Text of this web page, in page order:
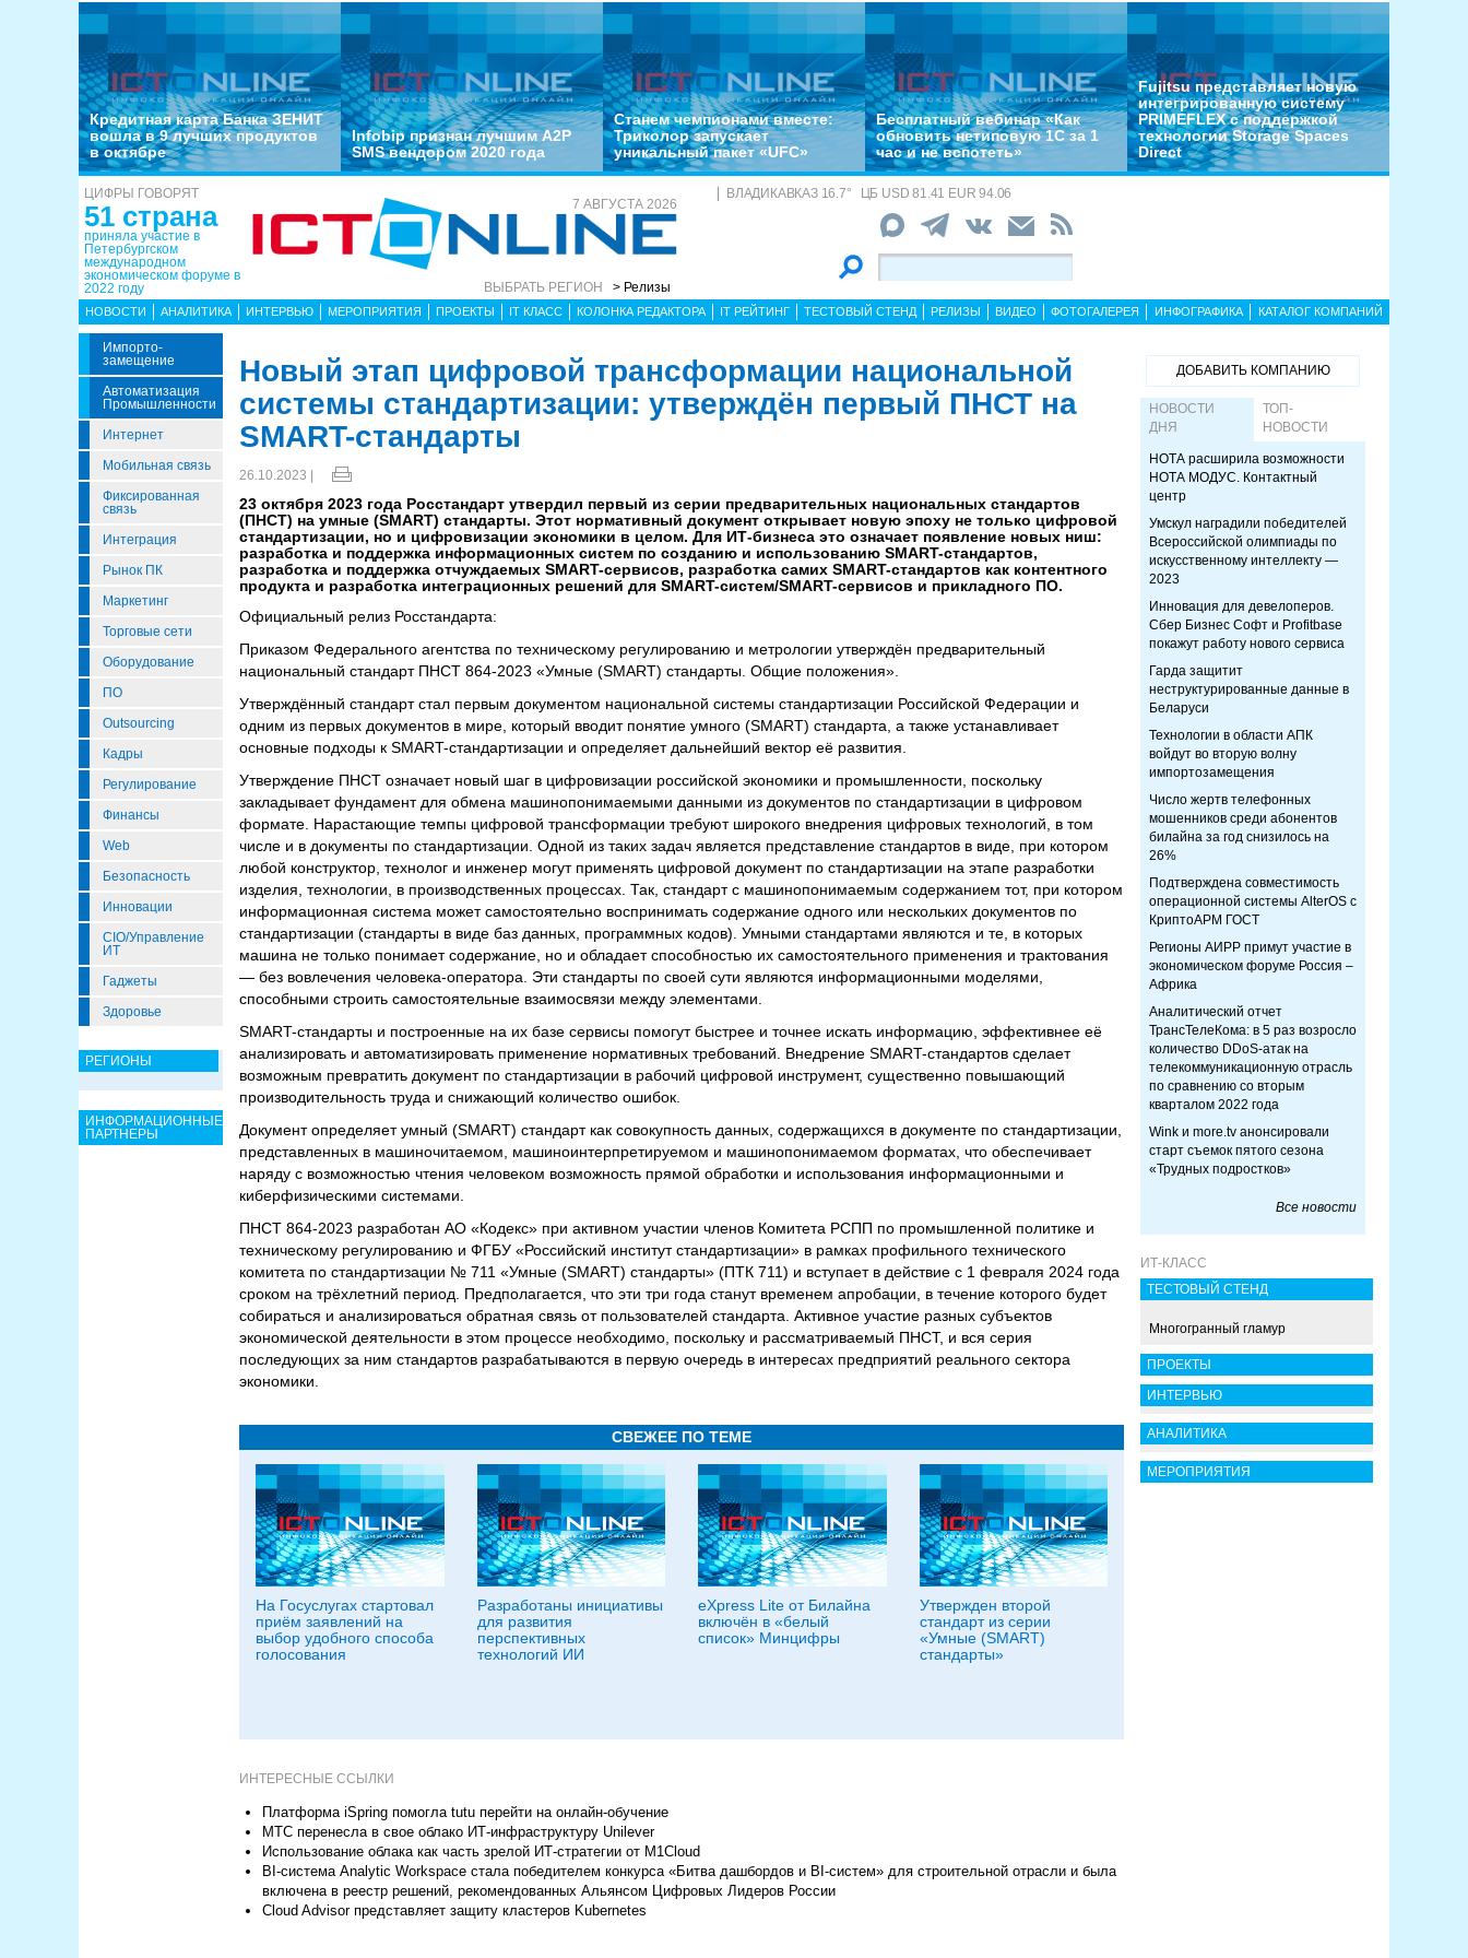
Кредитная карта Банка ЗЕНИТ
вошла в 9 лучших продуктов
в октябре
Infobip признан лучшим A2P
SMS вендором 2020 года
Станем чемпионами вместе:
Триколор запускает
уникальный пакет «UFC»
Бесплатный вебинар «Как
обновить нетиповую 1С за 1
час и не вспотеть»
Fujitsu представляет новую
интегрированную систему
PRIMEFLEX с поддержкой
технологии Storage Spaces
Direct
ЦИФРЫ ГОВОРЯТ
51 страна
приняла участие в
Петербургском
международном
экономическом форуме в
2022 году
7 АВГУСТА 2026
ВЫБРАТЬ РЕГИОН > Релизы
ВЛАДИКАВКАЗ 16.7° ЦБ USD 81.41 EUR 94.06
НОВОСТИ АНАЛИТИКА ИНТЕРВЬЮ МЕРОПРИЯТИЯ ПРОЕКТЫ IT КЛАСС КОЛОНКА РЕДАКТОРА IT РЕЙТИНГ ТЕСТОВЫЙ СТЕНД РЕЛИЗЫ ВИДЕО ФОТОГАЛЕРЕЯ ИНФОГРАФИКА КАТАЛОГ КОМПАНИЙ
Импорто­
Замещение
Автоматизация
Промышленности
Интернет
Мобильная связь
Фиксированная
связь
Интеграция
Рынок ПК
Маркетинг
Торговые сети
Оборудование
ПО
Outsourcing
Кадры
Регулирование
Финансы
Web
Безопасность
Инновации
CIO/Управление
ИТ
Гаджеты
Здоровье
РЕГИОНЫ
ИНФОРМАЦИОННЫЕ
ПАРТНЕРЫ
Новый этап цифровой трансформации национальной
системы стандартизации: утверждён первый ПНСТ на
SMART-стандарты
26.10.2023 |
23 октября 2023 года Росстандарт утвердил первый из серии предварительных национальных стандартов
(ПНСТ) на умные (SMART) стандарты. Этот нормативный документ открывает новую эпоху не только цифровой
стандартизации, но и цифровизации экономики в целом. Для ИТ-бизнеса это означает появление новых ниш:
разработка и поддержка информационных систем по созданию и использованию SMART-стандартов,
разработка и поддержка отчуждаемых SMART-сервисов, разработка самих SMART-стандартов как контентного
продукта и разработка интеграционных решений для SMART-систем/SMART-сервисов и прикладного ПО.
Официальный релиз Росстандарта:
Приказом Федерального агентства по техническому регулированию и метрологии утверждён предварительный
национальный стандарт ПНСТ 864-2023 «Умные (SMART) стандарты. Общие положения».
Утверждённый стандарт стал первым документом национальной системы стандартизации Российской Федерации и
одним из первых документов в мире, который вводит понятие умного (SMART) стандарта, а также устанавливает
основные подходы к SMART-стандартизации и определяет дальнейший вектор её развития.
Утверждение ПНСТ означает новый шаг в цифровизации российской экономики и промышленности, поскольку
закладывает фундамент для обмена машинопонимаемыми данными из документов по стандартизации в цифровом
формате. Нарастающие темпы цифровой трансформации требуют широкого внедрения цифровых технологий, в том
числе и в документы по стандартизации. Одной из таких задач является представление стандартов в виде, при котором
любой конструктор, технолог и инженер могут применять цифровой документ по стандартизации на этапе разработки
изделия, технологии, в производственных процессах. Так, стандарт с машинопонимаемым содержанием тот, при котором
информационная система может самостоятельно воспринимать содержание одного или нескольких документов по
стандартизации (стандарты в виде баз данных, программных кодов). Умными стандартами являются и те, в которых
машина не только понимает содержание, но и обладает способностью их самостоятельного применения и трактования
— без вовлечения человека-оператора. Эти стандарты по своей сути являются информационными моделями,
способными строить самостоятельные взаимосвязи между элементами.
SMART-стандарты и построенные на их базе сервисы помогут быстрее и точнее искать информацию, эффективнее её
анализировать и автоматизировать применение нормативных требований. Внедрение SMART-стандартов сделает
возможным превратить документ по стандартизации в рабочий цифровой инструмент, существенно повышающий
производительность труда и снижающий количество ошибок.
Документ определяет умный (SMART) стандарт как совокупность данных, содержащихся в документе по стандартизации,
представленных в машиночитаемом, машиноинтерпретируемом и машинопонимаемом форматах, что обеспечивает
наряду с возможностью чтения человеком возможность прямой обработки и использования информационными и
киберфизическими системами.
ПНСТ 864-2023 разработан АО «Кодекс» при активном участии членов Комитета РСПП по промышленной политике и
техническому регулированию и ФГБУ «Российский институт стандартизации» в рамках профильного технического
комитета по стандартизации № 711 «Умные (SMART) стандарты» (ПТК 711) и вступает в действие с 1 февраля 2024 года
сроком на трёхлетний период. Предполагается, что эти три года станут временем апробации, в течение которого будет
собираться и анализироваться обратная связь от пользователей стандарта. Активное участие разных субъектов
экономической деятельности в этом процессе необходимо, поскольку и рассматриваемый ПНСТ, и вся серия
последующих за ним стандартов разрабатываются в первую очередь в интересах предприятий реального сектора
экономики.
СВЕЖЕЕ ПО ТЕМЕ
На Госуслугах стартовал
приём заявлений на
выбор удобного способа
голосования
Разработаны инициативы
для развития
перспективных
технологий ИИ
eXpress Lite от Билайна
включён в «белый
список» Минцифры
Утвержден второй
стандарт из серии
«Умные (SMART)
стандарты»
ИНТЕРЕСНЫЕ ССЫЛКИ
Платформа iSpring помогла tutu перейти на онлайн-обучение
МТС перенесла в свое облако ИТ-инфраструктуру Unilever
Использование облака как часть зрелой ИТ-стратегии от M1Cloud
BI-система Analytic Workspace стала победителем конкурса «Битва дашбордов и BI-систем» для строительной отрасли и была
включена в реестр решений, рекомендованных Альянсом Цифровых Лидеров России
Cloud Advisor представляет защиту кластеров Kubernetes
ДОБАВИТЬ КОМПАНИЮ
НОВОСТИ
ДНЯ
ТОП-
НОВОСТИ
НОТА расширила возможности
НОТА МОДУС. Контактный
центр
Умскул наградили победителей
Всероссийской олимпиады по
искусственному интеллекту —
2023
Инновация для девелоперов.
Сбер Бизнес Софт и Profitbase
покажут работу нового сервиса
Гарда защитит
неструктурированные данные в
Беларуси
Технологии в области АПК
войдут во вторую волну
импортозамещения
Число жертв телефонных
мошенников среди абонентов
билайна за год снизилось на
26%
Подтверждена совместимость
операционной системы AlterOS с
КриптоАРМ ГОСТ
Регионы АИРР примут участие в
экономическом форуме Россия –
Африка
Аналитический отчет
ТрансТелеКома: в 5 раз возросло
количество DDoS-атак на
телекоммуникационную отрасль
по сравнению со вторым
кварталом 2022 года
Wink и more.tv анонсировали
старт съемок пятого сезона
«Трудных подростков»
Все новости
ИТ-КЛАСС
ТЕСТОВЫЙ СТЕНД
Многогранный гламур
ПРОЕКТЫ
ИНТЕРВЬЮ
АНАЛИТИКА
МЕРОПРИЯТИЯ